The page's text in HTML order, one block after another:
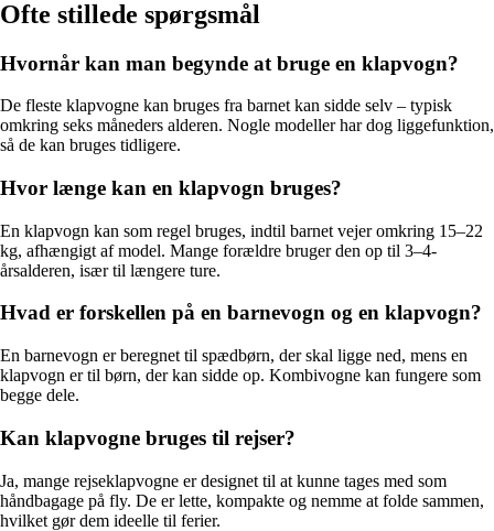
Ofte stillede spørgsmål
Hvornår kan man begynde at bruge en klapvogn?
De fleste klapvogne kan bruges fra barnet kan sidde selv – typisk
omkring seks måneders alderen. Nogle modeller har dog liggefunktion,
så de kan bruges tidligere.
Hvor længe kan en klapvogn bruges?
En klapvogn kan som regel bruges, indtil barnet vejer omkring 15–22
kg, afhængigt af model. Mange forældre bruger den op til 3–4-
årsalderen, især til længere ture.
Hvad er forskellen på en barnevogn og en klapvogn?
En barnevogn er beregnet til spædbørn, der skal ligge ned, mens en
klapvogn er til børn, der kan sidde op. Kombivogne kan fungere som
begge dele.
Kan klapvogne bruges til rejser?
Ja, mange rejseklapvogne er designet til at kunne tages med som
håndbagage på fly. De er lette, kompakte og nemme at folde sammen,
hvilket gør dem ideelle til ferier.